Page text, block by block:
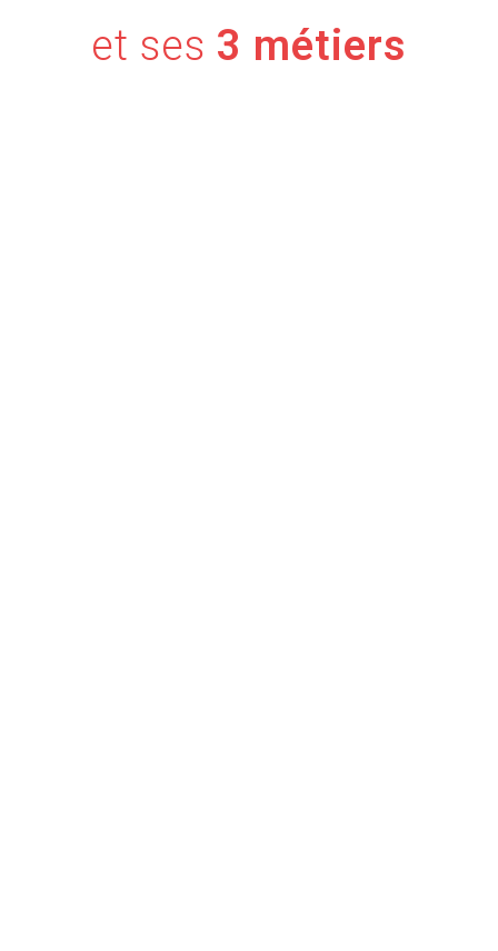
et ses 3 métiers